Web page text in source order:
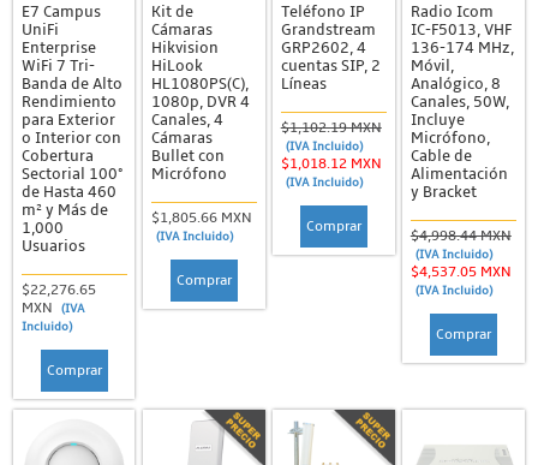
Baterías No Recargables
Cargadores de Baterías
Otras Baterías
Cables
Conectores y Clavijas
Fuentes de Poder
Herramientas
Interruptores y Protectores
UPS y Generadores
E7 Campus
UniFi
Enterprise
WiFi 7 Tri-
Banda de Alto
Rendimiento
para Exterior
o Interior con
Cobertura
Sectorial 100°
de Hasta 460
m² y Más de
1,000
Usuarios
$22,276.65
MXN
(IVA
Incluido)
Comprar
Kit de
Cámaras
Hikvision
HiLook
HL1080PS(C),
1080p, DVR 4
Canales, 4
Cámaras
Bullet con
Micrófono
$1,805.66 MXN
(IVA Incluido)
Comprar
Teléfono IP
Grandstream
GRP2602, 4
cuentas SIP, 2
Líneas
$1,102.19 MXN
(IVA Incluido)
$1,018.12 MXN
(IVA Incluido)
Comprar
Radio Icom
IC-F5013, VHF
136-174 MHz,
Móvil,
Analógico, 8
Canales, 50W,
Incluye
Micrófono,
Cable de
Alimentación
y Bracket
$4,998.44 MXN
(IVA Incluido)
$4,537.05 MXN
(IVA Incluido)
Comprar